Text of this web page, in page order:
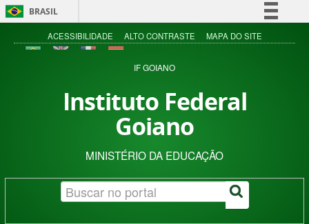
BRASIL
Simplifique!
Acesso à informação
ACESSIBILIDADE ALTO CONTRASTE MAPA DO SITE
IF GOIANO
Instituto Federal
Goiano
MINISTÉRIO DA EDUCAÇÃO